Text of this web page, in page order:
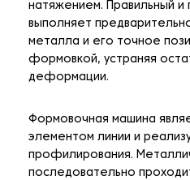
натяжением. Правильный
выполняет
металла и его точное
формовкой, устраняя
деформации.
Формовочная машина
элементом линии и
профилирования.
последовательно